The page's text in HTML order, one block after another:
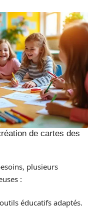
de cartes des
plusieurs
:
éducatifs adaptés.